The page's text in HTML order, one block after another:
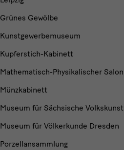
Grünes Gewölbe
Kunstgewerbemuseum
Kupferstich-Kabinett
Mathematisch-Physikalischer Salon
Münzkabinett
Museum für Sächsische Volkskunst
Museum für Völkerkunde Dresden
Porzellansammlung